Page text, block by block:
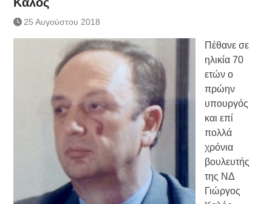
25 Αυγούστου 2018
Πέθανε σε
ηλικία 70
ετών ο
πρώην
υπουργός
και επί
πολλά
χρόνια
βουλευτής
της ΝΔ
Γιώργος